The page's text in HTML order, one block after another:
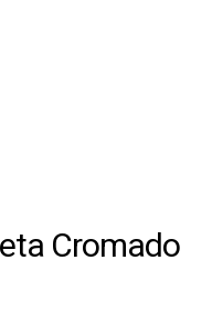
Cromado